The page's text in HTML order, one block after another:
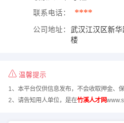
联系电话： ****
公司地址：
武汉江汉区新
楼
温馨提示
1、本平台仅供信息发布，不会收取押金、
2、请告知用人单位，是在竹溪人才网